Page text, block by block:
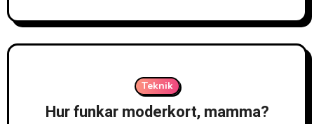
Teknik
Hur funkar moderkort, mamma?